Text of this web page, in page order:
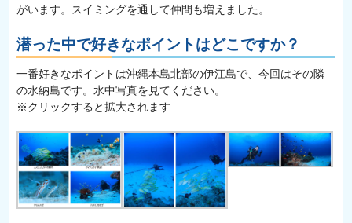
がいます。スイミングを通して仲間も増えました。
潜った中で好きなポイントはどこですか？
一番好きなポイントは沖縄本島北部の伊江島で、今回はその隣
の水納島です。水中写真を見てください。
※クリックすると拡大されます